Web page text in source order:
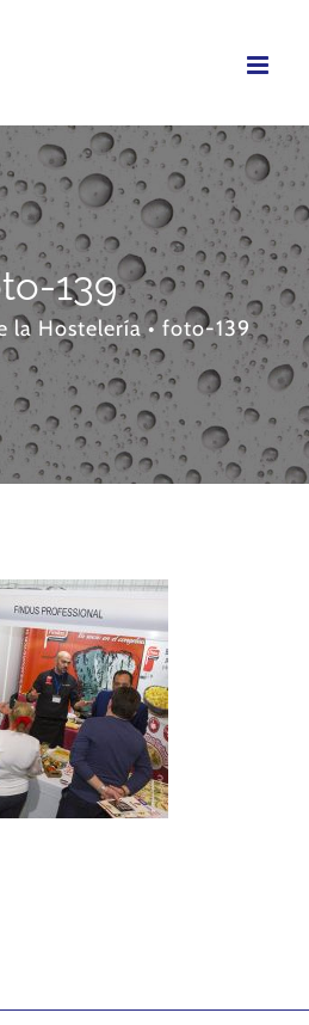
139
la Hostelería • foto-139